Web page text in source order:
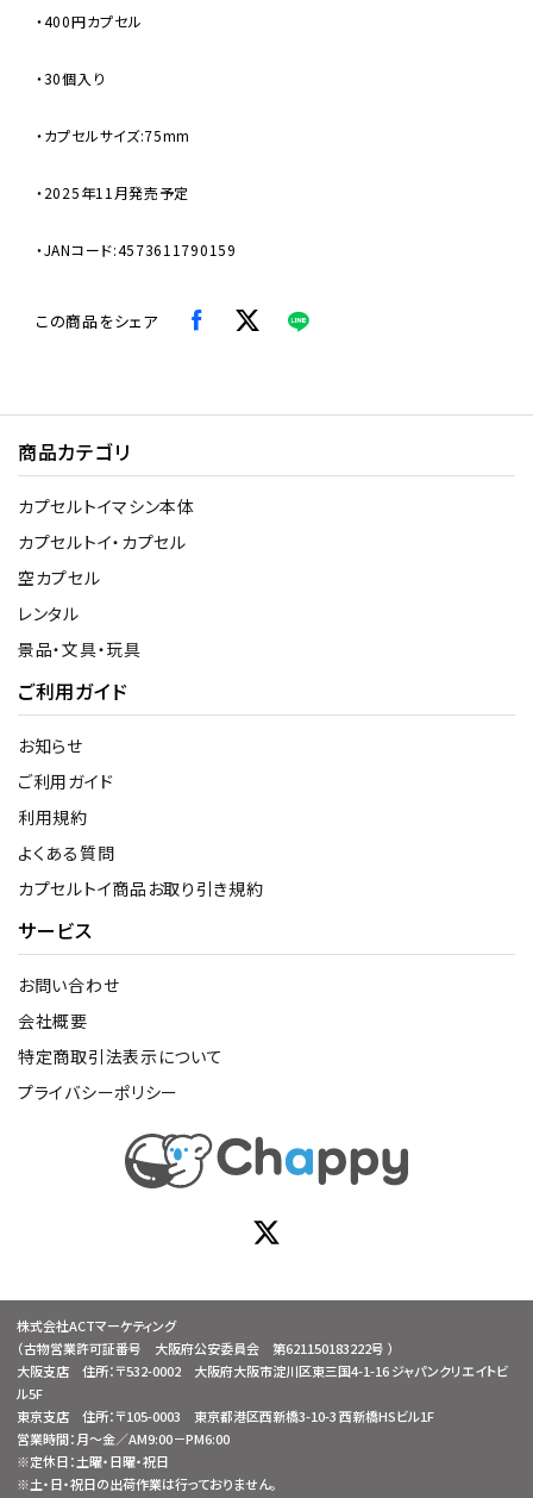
・400円カプセル
・30個入り
・カプセルサイズ:75mm
・2025年11月発売予定
・JANコード:4573611790159
この商品をシェア
商品カテゴリ
カプセルトイマシン本体
カプセルトイ・カプセル
空カプセル
レンタル
景品・文具・玩具
ご利用ガイド
お知らせ
ご利用ガイド
利用規約
よくある質問
カプセルトイ商品お取り引き規約
サービス
お問い合わせ
会社概要
特定商取引法表示について
プライバシーポリシー
株式会社ACTマーケティング
（古物営業許可証番号 大阪府公安委員会 第621150183222号 ）
大阪支店 住所：〒532-0002 大阪府大阪市淀川区東三国4-1-16 ジャパンクリエイトビ
ル5F
東京支店 住所：〒105-0003 東京都港区西新橋3-10-3 西新橋HSビル1F
営業時間：月～金／AM9:00－PM6:00
※定休日：土曜・日曜・祝日
※土・日・祝日の出荷作業は行っておりません。